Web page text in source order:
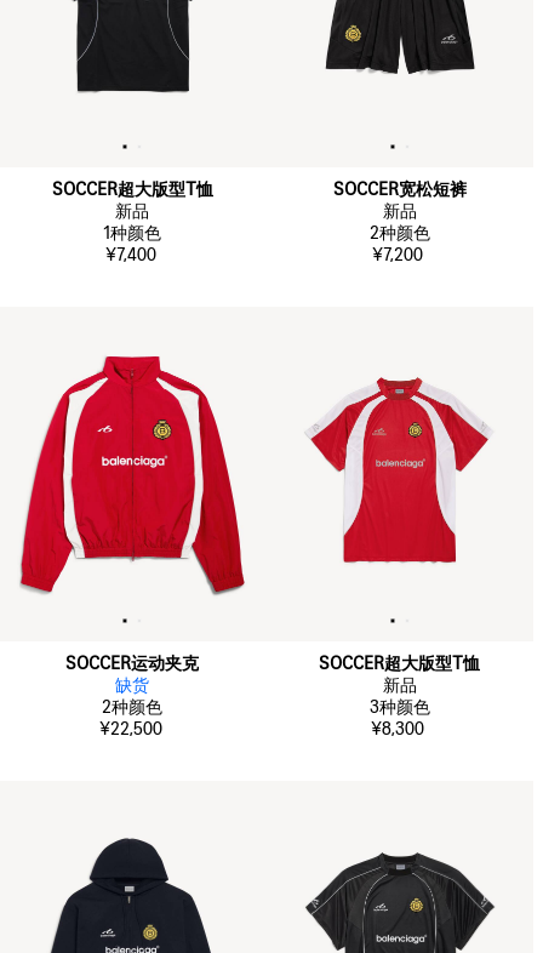
SOCCER超大版型T恤
新品
1种颜色
¥7,400
SOCCER宽松短裤
新品
2种颜色
¥7,200
SOCCER运动夹克
缺货
2种颜色
¥22,500
SOCCER超大版型T恤
新品
3种颜色
¥8,300